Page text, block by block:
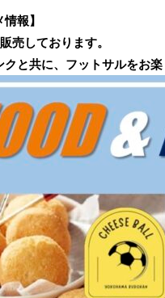
報】
売しております。
クと共に、フットサルをお